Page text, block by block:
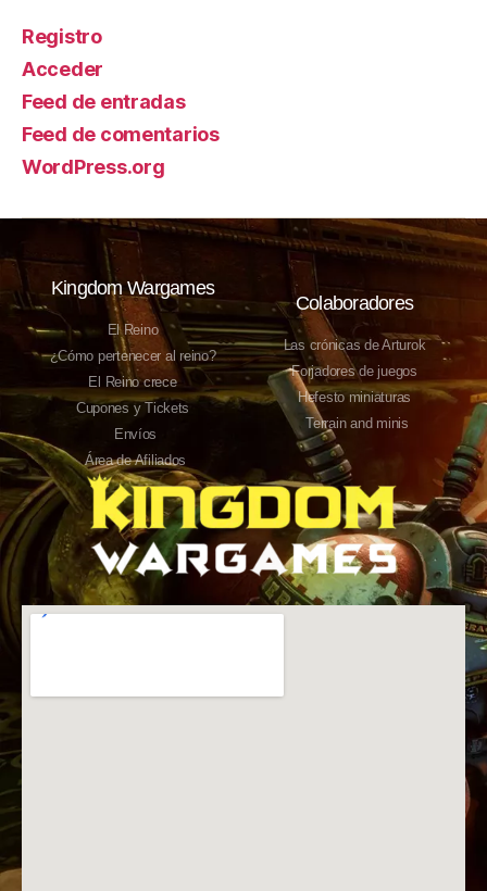
Registro
Acceder
Feed de entradas
Feed de comentarios
WordPress.org
Kingdom Wargames
El Reino
¿Cómo pertenecer al reino?
El Reino crece
Cupones y Tickets
Envíos
Área de Afiliados
Colaboradores
Las crónicas de Arturok
Forjadores de juegos
Hefesto miniaturas
Terrain and minis